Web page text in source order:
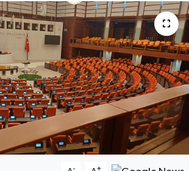
- +